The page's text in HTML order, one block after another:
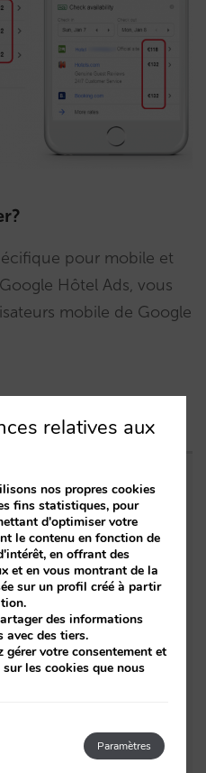
pour mobile et
Hôtel Ads, vous
mobile de Google
son chiffre
le ROI grâce à
sur les
de Hoteles.
sont passés de
de réservation
relatives aux
nos propres cookies
fins statistiques, pour
d'optimiser votre
le contenu en fonction de
en offrant des
et en vous montrant de la
sur un profil créé à partir
des informations
des tiers.
gérer votre consentement et
les cookies que nous
Paramètres